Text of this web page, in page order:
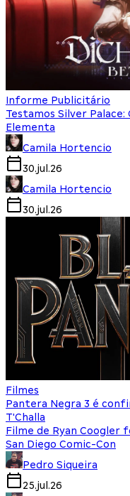
Informe Publicitário
Testamos Silver
Elementa
Camila Hortencio
30.jul.26
Camila Hortencio
30.jul.26
Filmes
Pantera Negra 3 é
T'Challa
Filme de Ryan Coogler
San Diego Comic-Con
Pedro Siqueira
25.jul.26